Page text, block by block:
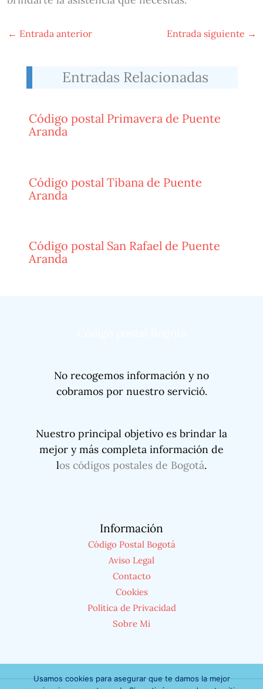
← Entrada anterior Entrada siguiente →
Entradas Relacionadas
Código postal Primavera de Puente
Aranda
Código postal Tibana de Puente
Aranda
Código postal San Rafael de Puente
Aranda
No recogemos información y no
cobramos por nuestro servició.
Nuestro principal objetivo es brindar la
mejor y más completa información de
los códigos postales de Bogotá.
Información
Código Postal Bogotá
Aviso Legal
Contacto
Cookies
Política de Privacidad
Sobre Mi
Usamos cookies para asegurar que te damos la mejor